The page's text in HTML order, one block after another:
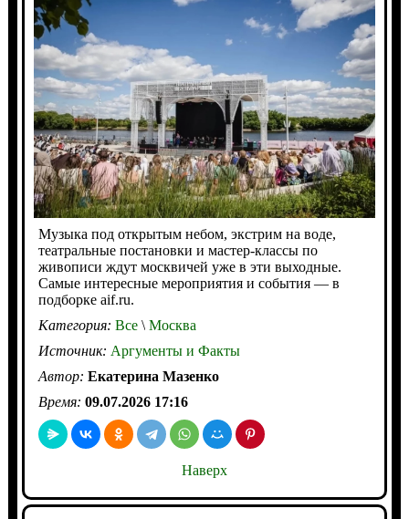
Музыка под открытым небом, экстрим на воде,
театральные постановки и мастер-классы по
живописи ждут москвичей уже в эти выходные.
Самые интересные мероприятия и события — в
подборке aif.ru.
Категория: Все\Москва
Источник: Аргументы и Факты
Автор: Екатерина Мазенко
Время: 09.07.2026 17:16
Наверх